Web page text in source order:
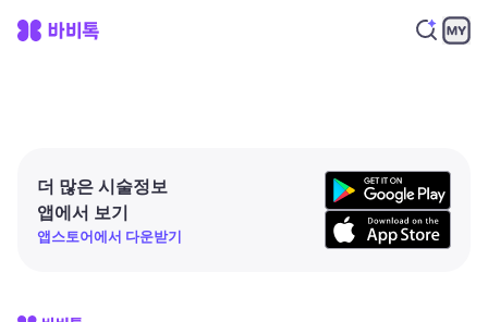
더 많은 시술정보
앱에서 보기
앱스토어에서 다운받기